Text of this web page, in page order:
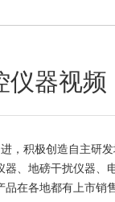
仪器视频
，积极创造自主研
、地磅干扰仪器、
在各地都有上市销